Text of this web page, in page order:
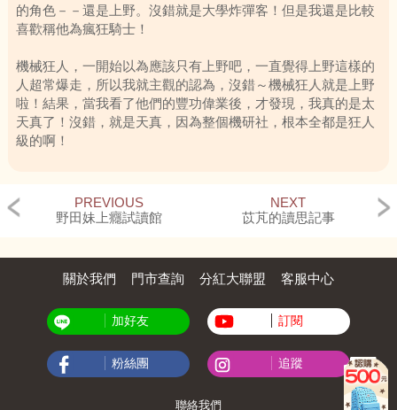
的角色－－還是上野。沒錯就是大學炸彈客！但是我還是比較
喜歡稱他為瘋狂騎士！
機械狂人，一開始以為應該只有上野吧，一直覺得上野這樣的
人超常爆走，所以我就主觀的認為，沒錯～機械狂人就是上野
啦！結果，當我看了他們的豐功偉業後，才發現，我真的是太
天真了！沒錯，就是天真，因為整個機研社，根本全都是狂人
級的啊！
果然上野很有影響人的功力啊啊啊！最讓我印象深刻的就是學
園祭、機器人相撲及元山所舉行的空氣槍比賽！
來說應該沒有哪一個類似園遊會的東西，會搞的這麼誇張吧？
但是看到上野跟大神，我就覺得，恩，真的還好真的！畢竟動
不動就拿火藥亂炸的人應該比較誇張吧！看到元山（餐廳第二
代）竟然煮出比奇蹟之味更加的奇蹟之味的拉麵，就讓我也好
超越野車技巧，都讓我的心中冒出無數的心心，然後很想離他
越遠越好，這麼恐怖的傢伙，這還是 人嗎？！
PREVIOUS
野田妹上癮試讀館
NEXT
苡芃的讀思記事
關於我們 門市查詢 分紅大聯盟 客服中心
加好友 訂閱
粉絲團 追蹤
聯絡我們